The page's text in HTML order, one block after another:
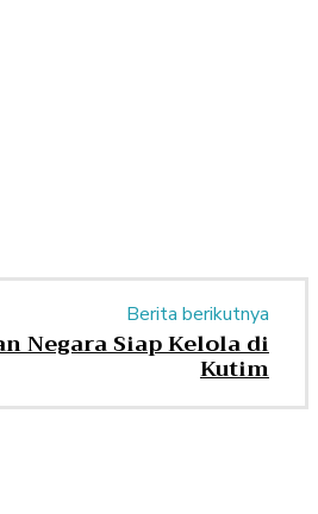
Berita berikutnya
Negara Siap Kelola di
Kutim